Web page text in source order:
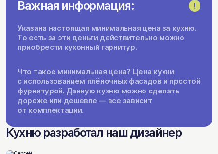
Важная информация:
Указана настоящая минимальная цена за кухню.
То есть за эти деньги действительно можно
приобрести кухонный гарнитур.
Что такое минимальная цена? Цена кухни
с использованием плёночных фасадов и простой
фурнитурой. Данную кухню можно сделать
дороже или дешевле — все зависит
от комплектации.
Кухню разработал наш дизайнер